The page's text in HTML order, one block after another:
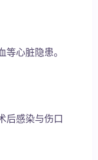
心脏隐患。
后感染与伤口